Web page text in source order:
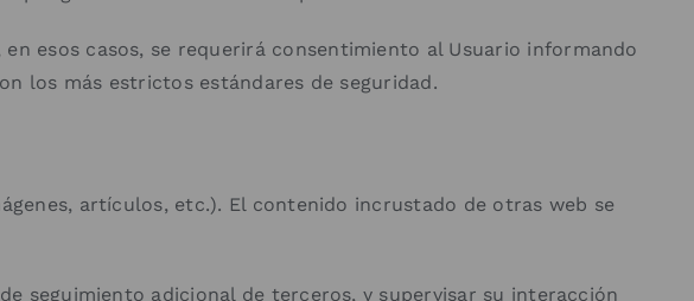
esos casos, se requerirá consentimiento al Usuario informando
los más estrictos estándares de seguridad.
artículos, etc.). El contenido incrustado de otras web se
seguimiento adicional de terceros, y supervisar su interacción